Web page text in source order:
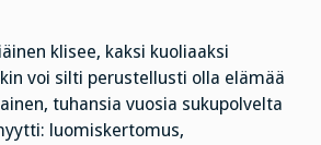
klisee, kaksi kuoliaaksi
voi silti perustellusti olla elämää
tuhansia vuosia sukupolvelta
luomiskertomus,